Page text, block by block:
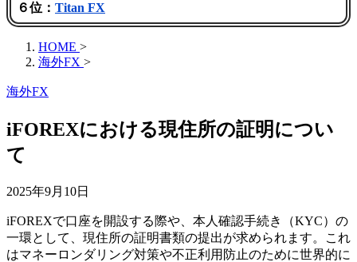
６位： Titan FX
HOME >
海外FX >
海外FX
iFOREXにおける現住所の証明につい
て
2025年9月10日
iFOREXで口座を開設する際や、本人確認手続き（KYC）の
一環として、現住所の証明書類の提出が求められます。これ
はマネーロンダリング対策や不正利用防止のために世界的に